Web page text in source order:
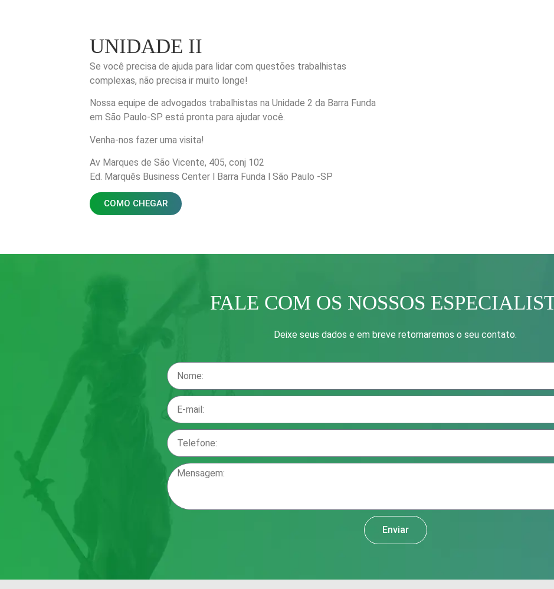
UNIDADE II
Se você precisa de ajuda para lidar com questões trabalhistas
complexas, não precisa ir muito longe!
Nossa equipe de advogados trabalhistas na Unidade 2 da Barra Funda
em São Paulo-SP está pronta para ajudar você.
Venha-nos fazer uma visita!
Av Marques de São Vicente, 405, conj 102
Ed. Marquês Business Center l Barra Funda l São Paulo -SP
COMO CHEGAR
FALE COM OS NOSSOS
Deixe seus dados e em breve retornaremos o seu contato.
Enviar